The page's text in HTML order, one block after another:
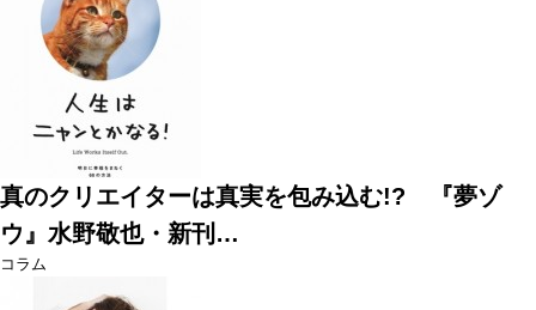
真のクリエイターは真実を包み込む!? 『夢ゾ
ウ』水野敬也・新刊…
コラム